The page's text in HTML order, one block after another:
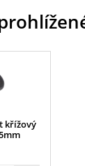
křížový